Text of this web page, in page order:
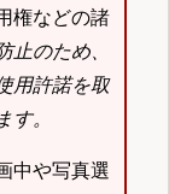
権などの諸
止のため、
用許諾を取
す。
中や写真選